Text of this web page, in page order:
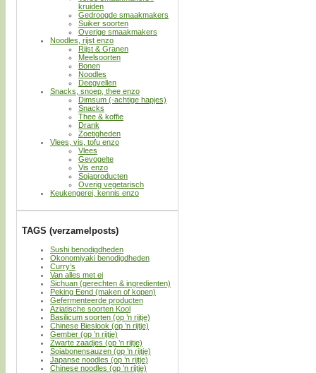
kruiden
Gedroogde smaakmakers
Suiker soorten
Overige smaakmakers
Noodles, rijst enzo
Rijst & Granen
Meelsoorten
Bonen
Noodles
Deegvellen
Snacks, snoep, thee enzo
Dimsum (-achtige hapjes)
Snacks
Thee & koffie
Drank
Zoetigheden
Vlees, vis, tofu enzo
Vlees
Gevogelte
Vis enzo
Sojaproducten
Overig vegetarisch
Keukengerei, kennis enzo
TAGS (verzamelposts)
Sushi benodigdheden
Okonomiyaki benodigdheden
Curry’s
Van alles met ei
Sichuan (gerechten & ingredienten)
Peking Eend (maken of kopen)
Gefermenteerde producten
Aziatische soorten Kool
Basilicum soorten (op ’n rijtje)
Chinese Bieslook (op ’n rijtje)
Gember (op ’n rijtje)
Zwarte zaadjes (op ’n rijtje)
Sojabonensauzen (op ’n rijtje)
Japanse noodles (op ’n rijtje)
Chinese noodles (op ’n rijtje)